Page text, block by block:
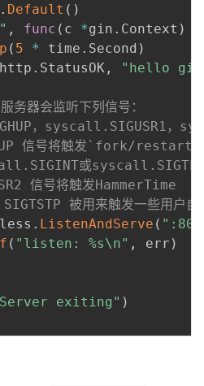
. Default ( )
, func ( c *gin . Context )
( 5 * time . Second )
http . StatusOK ,
"hello
器会监听下列信号：
，syscall.SIGUSR1，
信号将触发`fork/restart`
或syscall.SIGTERM
信号将触发HammerTime
被用来触发一些用户自
. ListenAndServe (
( "listen: %s\n" , err )
exiting" )